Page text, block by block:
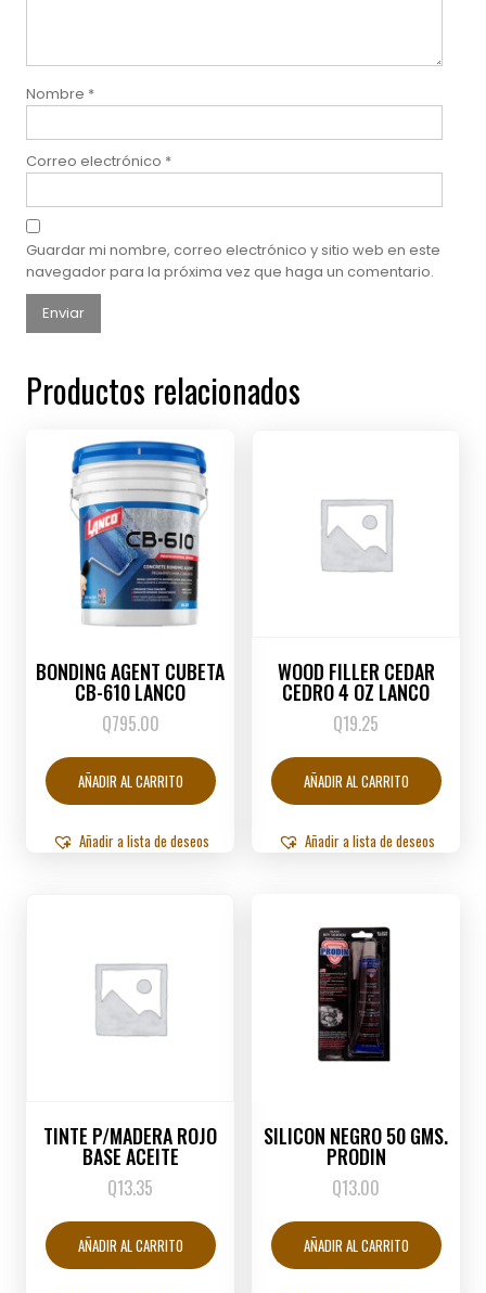
Nombre *
Correo electrónico *
Guardar mi nombre, correo electrónico y sitio web en este
navegador para la próxima vez que haga un comentario.
Productos relacionados
BONDING AGENT CUBETA
CB-610 LANCO
Q795.00
AÑADIR AL CARRITO
Añadir a lista de deseos
WOOD FILLER CEDAR
CEDRO 4 OZ LANCO
Q19.25
AÑADIR AL CARRITO
Añadir a lista de deseos
TINTE P/MADERA ROJO
BASE ACEITE
Q13.35
AÑADIR AL CARRITO
SILICON NEGRO 50 GMS.
PRODIN
Q13.00
AÑADIR AL CARRITO